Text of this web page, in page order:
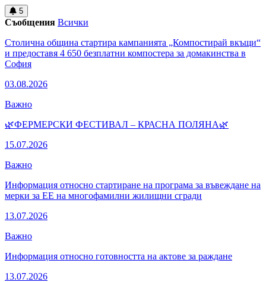
5
Съобщения Всички
Столична община стартира кампанията „Компостирай вкъщи“
и предоставя 4 650 безплатни компостера за домакинства в
София
03.08.2026
Важно
🌿ФЕРМЕРСКИ ФЕСТИВАЛ – КРАСНА ПОЛЯНА🌿
15.07.2026
Важно
Информация относно стартиране на програма за въвеждане на
мерки за ЕЕ на многофамилни жилищни сгради
13.07.2026
Важно
Информация относно готовността на актове за раждане
13.07.2026